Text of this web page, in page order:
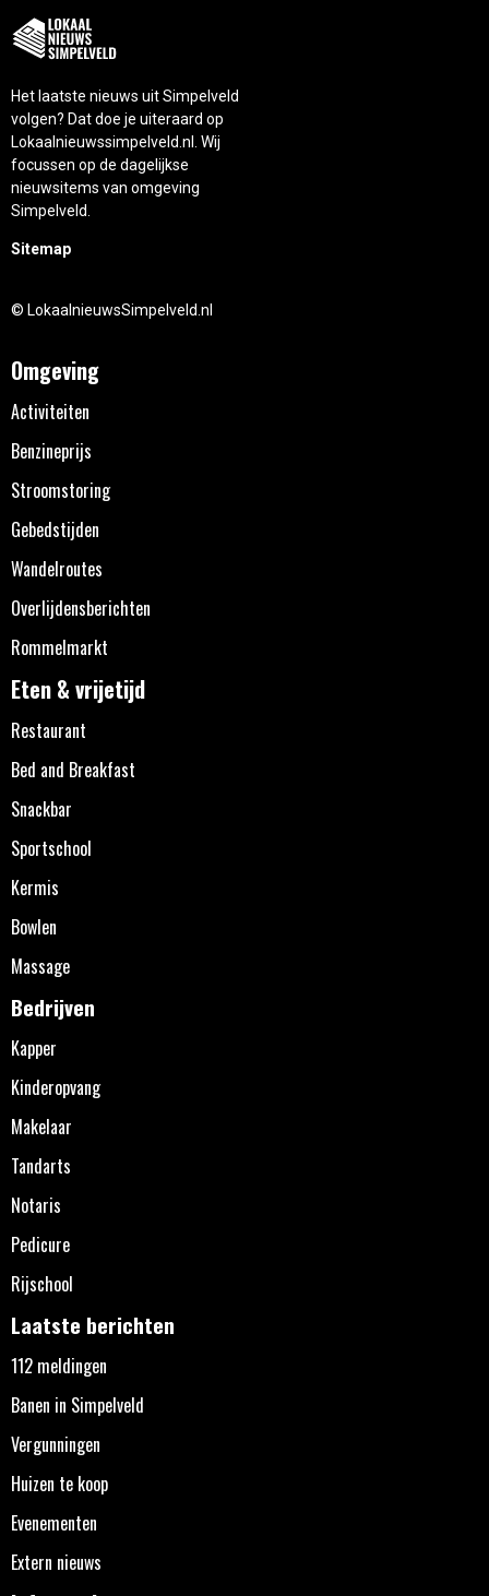
Het laatste nieuws uit Simpelveld
volgen? Dat doe je uiteraard op
Lokaalnieuwssimpelveld.nl. Wij
focussen op de dagelijkse
nieuwsitems van omgeving
Simpelveld.
Sitemap
© LokaalnieuwsSimpelveld.nl
Omgeving
Activiteiten
Benzineprijs
Stroomstoring
Gebedstijden
Wandelroutes
Overlijdensberichten
Rommelmarkt
Eten & vrijetijd
Restaurant
Bed and Breakfast
Snackbar
Sportschool
Kermis
Bowlen
Massage
Bedrijven
Kapper
Kinderopvang
Makelaar
Tandarts
Notaris
Pedicure
Rijschool
Laatste berichten
112 meldingen
Banen in Simpelveld
Vergunningen
Huizen te koop
Evenementen
Extern nieuws